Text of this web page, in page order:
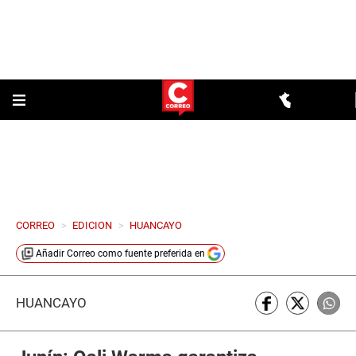
CORREO > EDICION > HUANCAYO
Añadir Correo como fuente preferida en
HUANCAYO